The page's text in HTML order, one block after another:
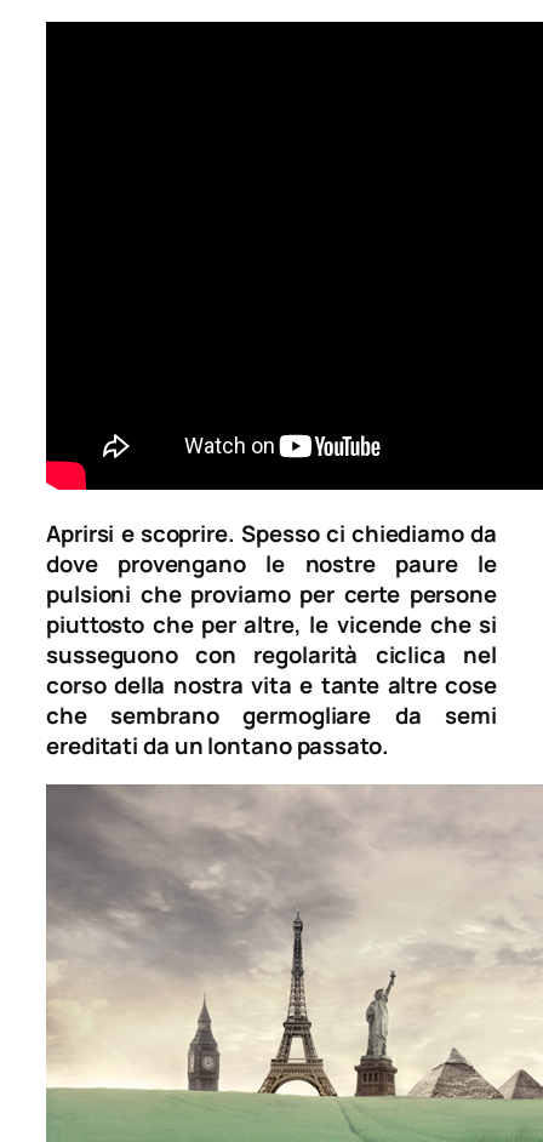
Aprirsi e scoprire. Spesso ci chiediamo da
dove provengano le nostre paure le
pulsioni che proviamo per certe persone
piuttosto che per altre, le vicende che si
susseguono con regolarità ciclica nel
corso della nostra vita e tante altre cose
che sembrano germogliare da semi
ereditati da un lontano passato.